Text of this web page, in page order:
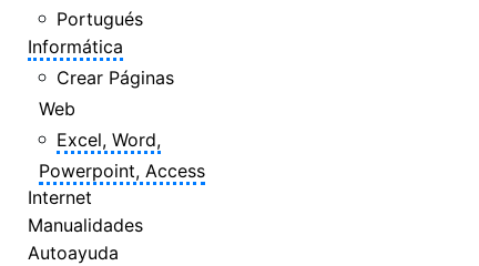
Portugués
Informática
Crear Páginas
Web
Excel, Word,
Powerpoint, Access
Internet
Manualidades
Autoayuda